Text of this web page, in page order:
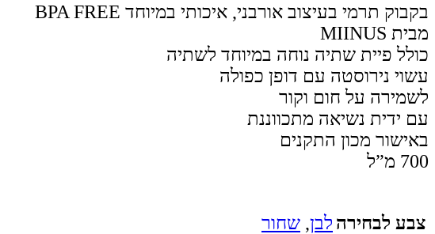
בקבוק תרמי בעיצוב אורבני, איכותי במיוחד BPA FREE
מבית MIINUS
כולל פיית שתיה נוחה במיוחד לשתיה
עשוי נירוסטה עם דופן כפולה
לשמירה על חום וקור
עם ידית נשיאה מתכווננת
באישור מכון התקנים
700 מ”ל
צבע לבחירה לבן, שחור